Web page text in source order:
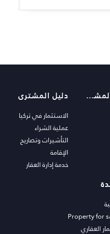
المناطق المشهورة دليل المشترى
الاستثمار في تركيا
عملية الشراء
التأشيرات وتصاريح
الإقامة
خدمة إدارة العقار
Property for
العقاري